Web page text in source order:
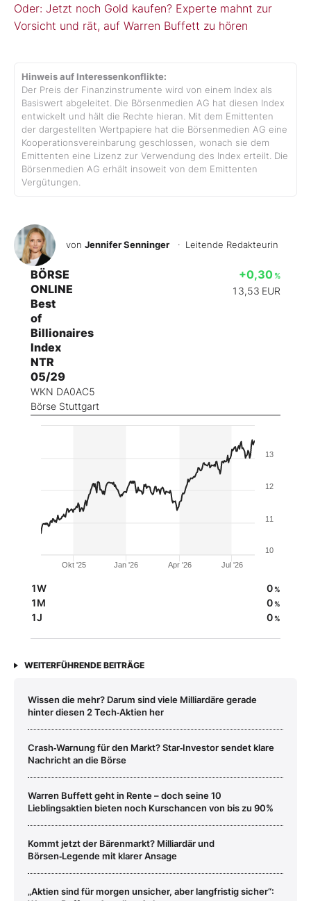
Oder: Jetzt noch Gold kaufen? Experte mahnt zur
Vorsicht und rät, auf Warren Buffett zu hören
Hinweis auf Interessenkonflikte:
Der Preis der Finanzinstrumente wird von einem Index als
Basiswert abgeleitet. Die Börsenmedien AG hat diesen Index
entwickelt und hält die Rechte hieran. Mit dem Emittenten
der dargestellten Wertpapiere hat die Börsenmedien AG eine
Kooperationsvereinbarung geschlossen, wonach sie dem
Emittenten eine Lizenz zur Verwendung des Index erteilt. Die
Börsenmedien AG erhält insoweit von dem Emittenten
Vergütungen.
von Jennifer Senninger · Leitende Redakteurin
BÖRSE
ONLINE
Best
of
Billionaires
Index
NTR
05/29
WKN DA0AC5
Börse Stuttgart
+0,30 %
13,53 EUR
Okt '25 Jan '26 Apr '26 Jul '26
10
11
12
13
1W 0%
1M 0%
1J 0%
WEITERFÜHRENDE BEITRÄGE
Wissen die mehr? Darum sind viele Milliardäre gerade
hinter diesen 2 Tech‑Aktien her
Crash‑Warnung für den Markt? Star‑Investor sendet klare
Nachricht an die Börse
Warren Buffett geht in Rente – doch seine 10
Lieblingsaktien bieten noch Kurschancen von bis zu 90%
Kommt jetzt der Bärenmarkt? Milliardär und
Börsen‑Legende mit klarer Ansage
„Aktien sind für morgen unsicher, aber langfristig sicher“: